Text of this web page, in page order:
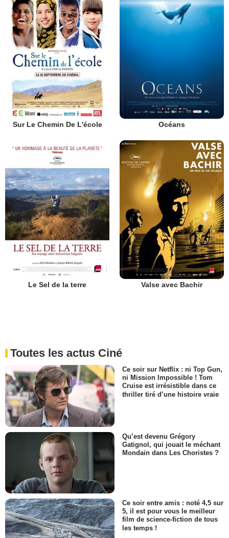
Sur Le Chemin De L'école Océans
Le Sel de la terre Valse avec Bachir
Toutes les actus Ciné
Ce soir sur Netflix : ni Top Gun,
ni Mission Impossible ! Tom
Cruise est irrésistible dans ce
thriller tiré d’une histoire vraie
Qu’est devenu Grégory
Gatignol, qui jouait le méchant
Mondain dans Les Choristes ?
Ce soir entre amis : noté 4,5 sur
5, il est pour vous le meilleur
film de science-fiction de tous
les temps !